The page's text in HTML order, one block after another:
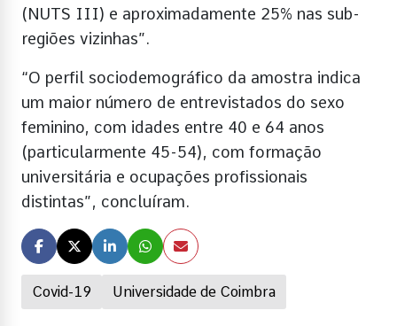
Covid-19 Universidade de Coimbra
(NUTS III) e aproximadamente 25% nas sub-
regiões vizinhas”.
“O perfil sociodemográfico da amostra indica
um maior número de entrevistados do sexo
feminino, com idades entre 40 e 64 anos
(particularmente 45-54), com formação
universitária e ocupações profissionais
distintas”, concluíram.